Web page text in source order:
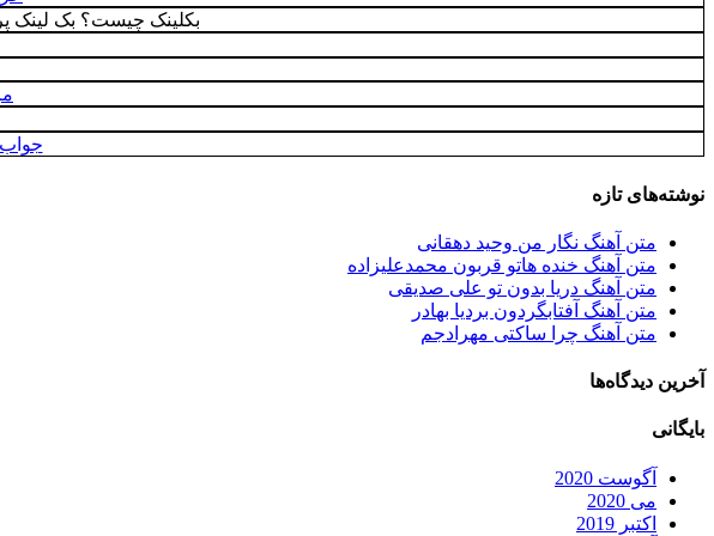
بکلینک چیست؟ بک لینک
جواب مرحله
نوشته‌های تازه
متن آهنگ نگار من وحید دهقانی
متن آهنگ خنده هاتو قربون محمدعلیزاده
متن آهنگ دریا بدون تو علی صدیقی
متن آهنگ آفتابگردون بردیا بهادر
متن آهنگ چرا ساکتی مهرادجم
آخرین دیدگاه‌ها
بایگانی
آگوست 2020
می 2020
اکتبر 2019